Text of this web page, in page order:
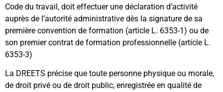
Code du travail, doit effectuer une déclaration d’activité
auprès de l’autorité administrative dès la signature de sa
première convention de formation (article L. 6353-1) ou de
son premier contrat de formation professionnelle (article L.
6353-3)
La DREETS précise que toute personne physique ou morale,
de droit privé ou de droit public, enregistrée en qualité de